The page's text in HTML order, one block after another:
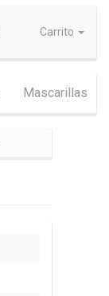
Carrito
Mascarillas